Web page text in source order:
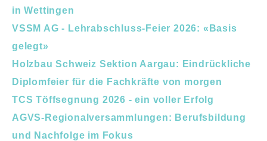
in Wettingen
VSSM AG - Lehrabschluss-Feier 2026: «Basis
gelegt»
Holzbau Schweiz Sektion Aargau: Eindrückliche
Diplomfeier für die Fachkräfte von morgen
TCS Töffsegnung 2026 - ein voller Erfolg
AGVS-Regionalversammlungen: Berufsbildung
und Nachfolge im Fokus